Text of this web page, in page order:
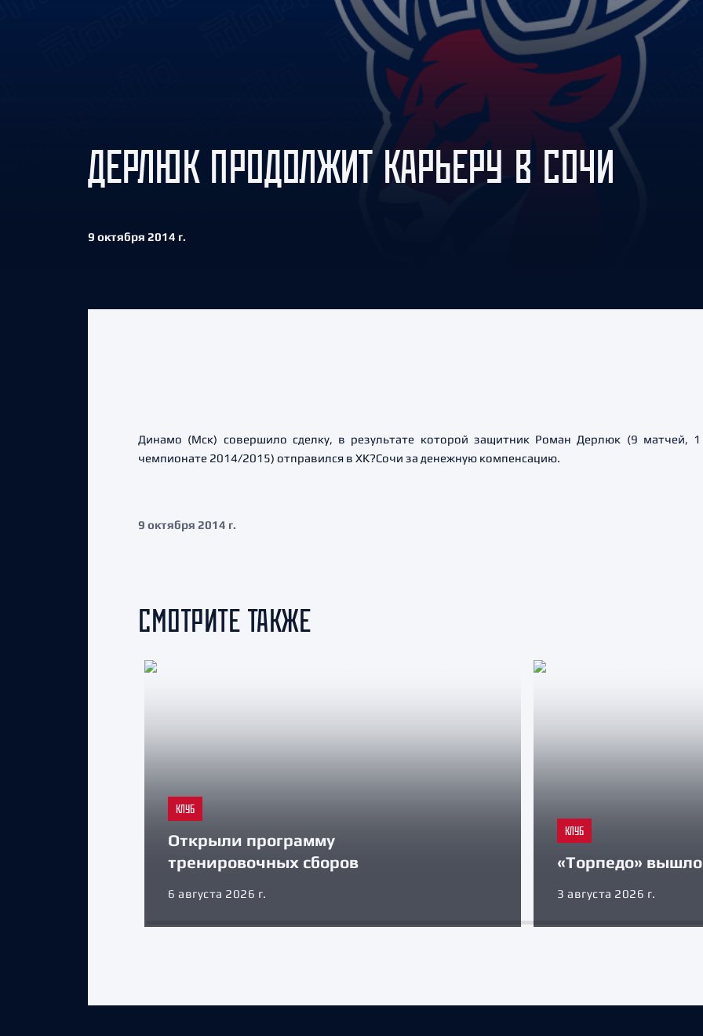
Амур
Барыс
Салават Юлаев
Сибирь
ДЕРЛЮК ПРОДОЛЖИТ КАРЬЕРУ В СОЧИ
9 октября 2014 г.
Динамо (Мск) совершило сделку, в результате которой защитник Роман Дерлюк (9
чемпионате 2014/2015) отправился в ХК?Сочи за денежную компенсацию.
9 октября 2014 г.
СМОТРИТЕ ТАКЖЕ
КЛУБ
Открыли программу
тренировочных сборов
6 августа 2026 г.
КЛУБ
«Торпедо» вышло
3 августа 2026 г.